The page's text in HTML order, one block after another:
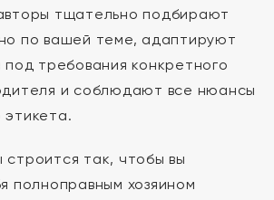
тщательно подбирают
по вашей теме, адаптируют
под требования конкретного
и соблюдают все нюансы
этикета.
так, чтобы вы
полноправным хозяином